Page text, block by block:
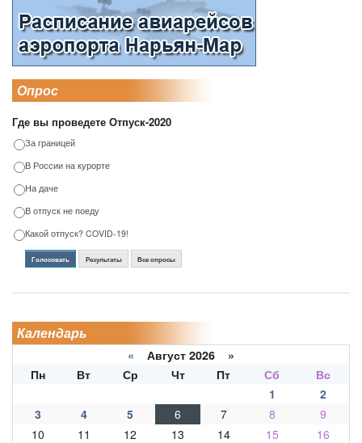
Опрос
Где вы проведете Отпуск-2020
За границей
В России на курорте
На даче
В отпуск не поеду
Какой отпуск? COVID-19!
Голосовать Результаты Все опросы
Календарь
« Август 2026 »
Пн
Вт Ср Чт Пт Сб
Вс
1
2
3
4 5 6 7 8
9
10
11 12 13 14 15
16